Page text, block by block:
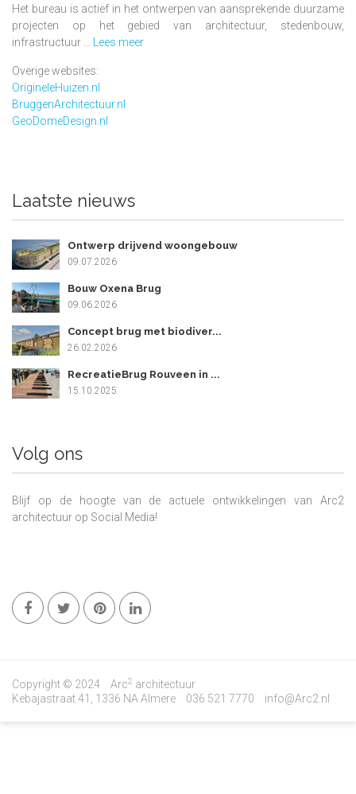
Het bureau is actief in het ontwerpen van aansprekende duurzame
projecten op het gebied van architectuur, stedenbouw,
infrastructuur ... Lees meer
Overige websites:
OrigineleHuizen.nl
BruggenArchitectuur.nl
GeoDomeDesign.nl
Laatste nieuws
Ontwerp drijvend woongebouw
09.07.2026
Bouw Oxena Brug
09.06.2026
Concept brug met biodiver...
26.02.2026
RecreatieBrug Rouveen in ...
15.10.2025
Volg ons
Blijf op de hoogte van de actuele ontwikkelingen van Arc2
architectuur op Social Media!
Copyright © 2024 Arc2 architectuur
Kebajastraat 41, 1336 NA Almere
036 521 7770 info@Arc2.nl